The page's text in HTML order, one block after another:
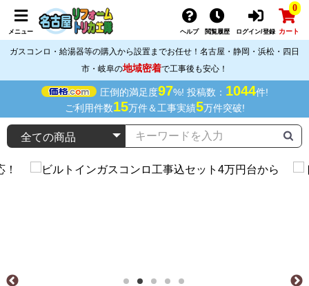
メニュー ヘルプ 閲覧履歴 ログイン/登録
0
カート
ガスコンロ・給湯器等の購入から設置までお任せ！名古屋・静岡・浜松・四日
市・岐阜の地域密着で工事後も安心！
圧倒的満足度97%! 投稿数： 1044件!
ご利用件数15万件＆工事実績5万件突破!